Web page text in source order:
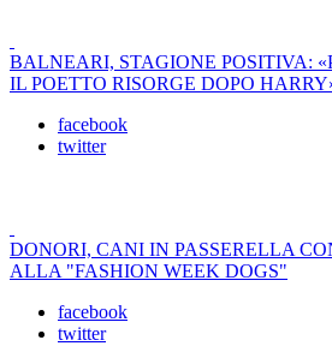
BALNEARI, STAGIONE POSITIVA:
IL POETTO RISORGE DOPO
facebook
twitter
DONORI, CANI IN PASSERELLA
ALLA "FASHION WEEK DOGS"
facebook
twitter